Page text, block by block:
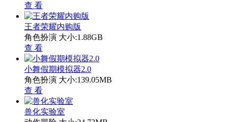
查 看
王者荣耀内购版
角色扮演 大小:1.88GB
查 看
小舞假期模拟器2.0
角色扮演 大小:139.05MB
查 看
兽化实验室